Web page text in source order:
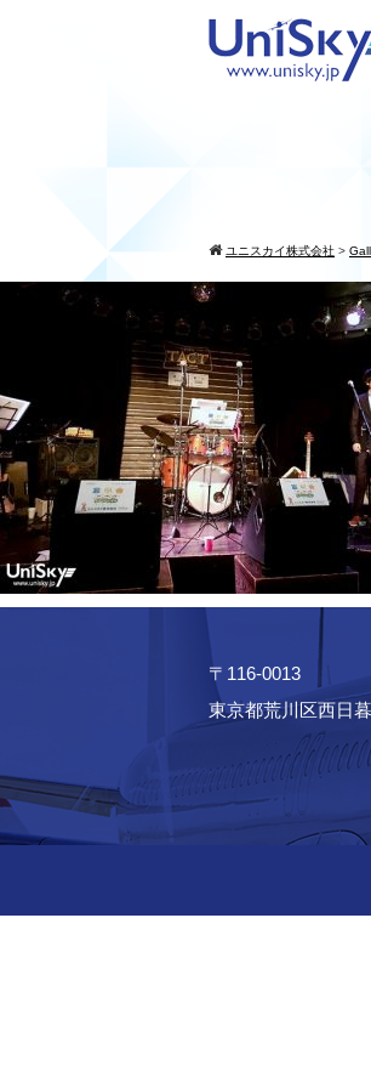
ユニスカイ株式会社 >
〒116-0013
東京都荒川区西日